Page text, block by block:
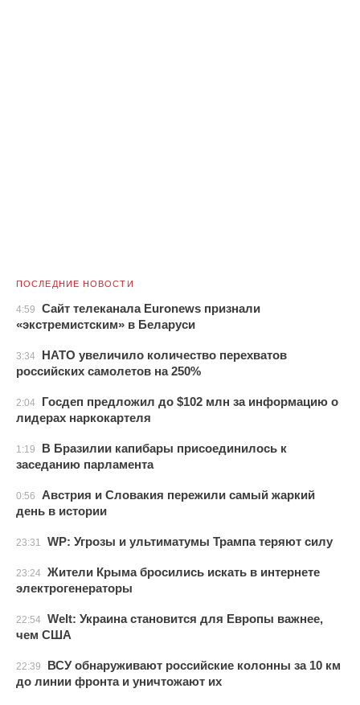
ПОСЛЕДНИЕ НОВОСТИ
4:59
Сайт телеканала Euronews признали
«экстремистским» в Беларуси
3:34
НАТО увеличило количество перехватов
российских самолетов на 250%
2:04
Госдеп предложил до $102 млн за информацию о
лидерах наркокартеля
1:19
В Бразилии капибары присоединилось к
заседанию парламента
0:56
Австрия и Словакия пережили самый жаркий
день в истории
23:31 WP: Угрозы и ультиматумы Трампа теряют силу
23:24 Жители Крыма бросились искать в интернете
электрогенераторы
22:54 Welt: Украина становится для Европы важнее,
чем США
22:39
ВСУ обнаруживают российские колонны за 10 км
до линии фронта и уничтожают их